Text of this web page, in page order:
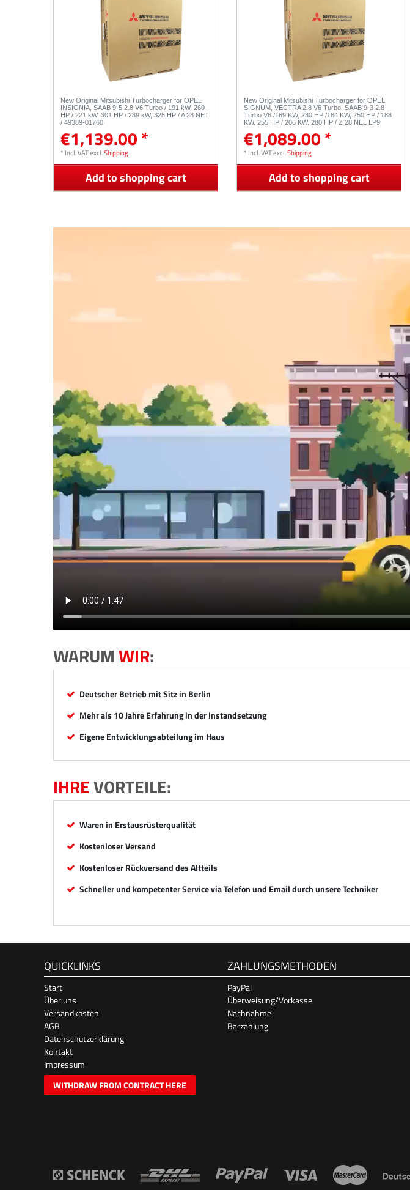
New Original Mitsubishi Turbocharger for OPEL
INSIGNIA, SAAB 9-5 2.8 V6 Turbo / 191 kW, 260
HP / 221 kW, 301 HP / 239 kW, 325 HP / A 28 NET
/ 49389-01760
€1,139.00 *
* Incl. VATexcl.Shipping
Add to shopping cart
New Original Mitsubishi Turbocharger for OPEL
SIGNUM, VECTRA 2.8 V6 Turbo, SAAB 9-3 2.8
Turbo V6 /169 KW, 230 HP /184 KW, 250 HP / 188
KW, 255 HP / 206 KW, 280 HP / Z 28 NEL LP9
€1,089.00 *
* Incl. VATexcl.Shipping
Add to shopping cart
WARUMWIR:
Deutscher Betrieb mit Sitz in Berlin
Mehr als 10 Jahre Erfahrung in der Instandsetzung
Eigene Entwicklungsabteilung im Haus
IHREVORTEILE:
Waren in Erstausrüsterqualität
Kostenloser Versand
Kostenloser Rückversand des Altteils
Schneller und kompetenter Service via Telefon und Email durch unsere Techniker
QUICKLINKS
Start
Über uns
Versandkosten
AGB
Datenschutzerklärung
Kontakt
Impressum
WITHDRAW FROM CONTRACT HERE
ZAHLUNGSMETHODEN
PayPal
Überweisung/Vorkasse
Nachnahme
Barzahlung